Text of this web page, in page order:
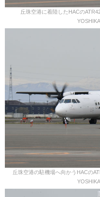
丘珠空港に着陸したHACの
丘珠空港の駐機場へ向かうHACの